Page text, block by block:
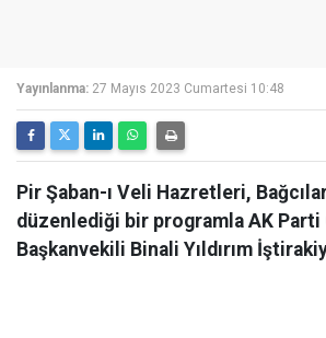
Yayınlanma: 27 Mayıs 2023 Cumartesi 10:48
Pir Şaban-ı Veli Hazretleri,
düzenlediği bir programla AK Parti
Başkanvekili Binali Yıldırım